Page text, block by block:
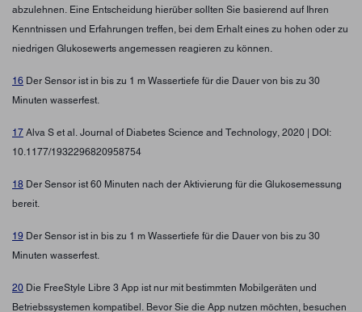
abzulehnen. Eine Entscheidung hierüber sollten Sie basierend auf Ihren
Kenntnissen und Erfahrungen treffen, bei dem Erhalt eines zu hohen oder zu
niedrigen Glukosewerts angemessen reagieren zu können.
16 Der Sensor ist in bis zu 1 m Wassertiefe für die Dauer von bis zu 30
Minuten wasserfest.
17 Alva S et al. Journal of Diabetes Science and Technology, 2020 | DOI:
10.1177/1932296820958754
18 Der Sensor ist 60 Minuten nach der Aktivierung für die Glukosemessung
bereit.
19 Der Sensor ist in bis zu 1 m Wassertiefe für die Dauer von bis zu 30
Minuten wasserfest.
20 Die FreeStyle Libre 3 App ist nur mit bestimmten Mobilgeräten und
Betriebssystemen kompatibel. Bevor Sie die App nutzen möchten, besuchen